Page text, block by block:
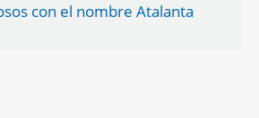
con el nombre Atalanta